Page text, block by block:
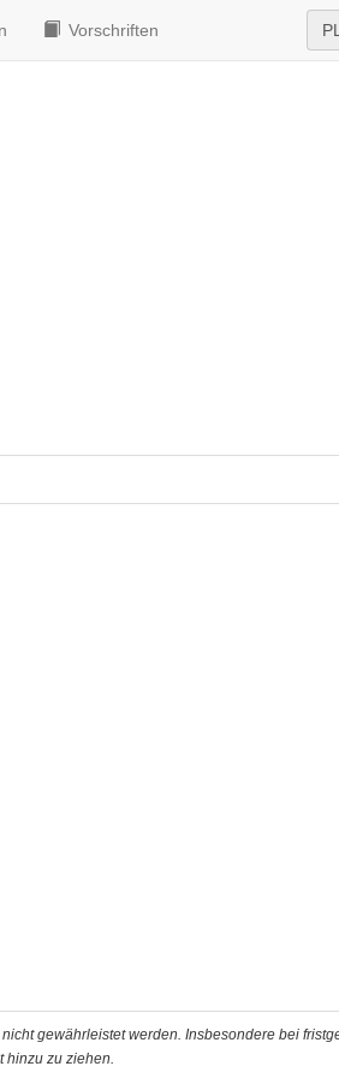
Vorschriften
gewährleistet werden. Insbesondere bei
hinzu zu ziehen.